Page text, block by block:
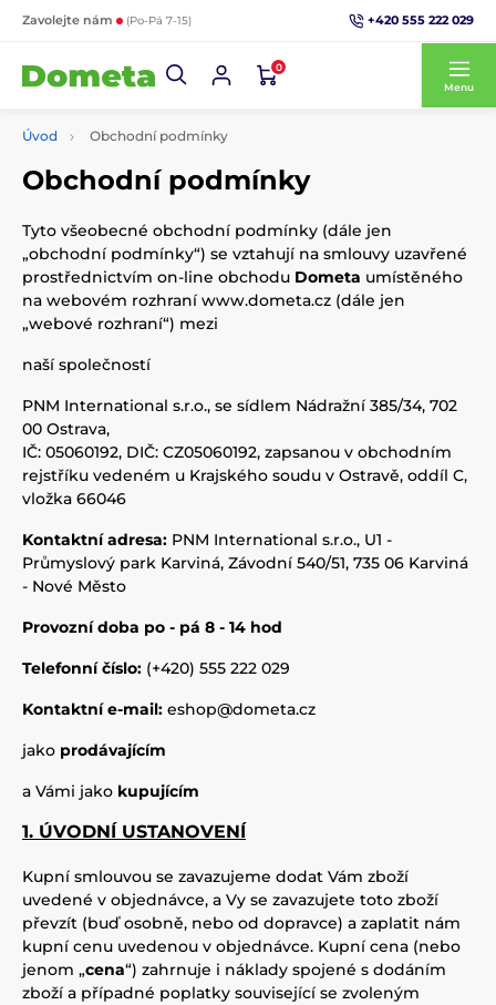
Zavolejte nám (Po-Pá 7-15) +420 555 222 029
0
Menu
Úvod Obchodní podmínky
Obchodní podmínky
Tyto všeobecné obchodní podmínky (dále jen
„obchodní podmínky“) se vztahují na smlouvy uzavřené
prostřednictvím on-line obchodu Dometa umístěného
na webovém rozhraní www.dometa.cz (dále jen
„webové rozhraní“) mezi
naší společností
PNM International s.r.o., se sídlem Nádražní 385/34, 702
00 Ostrava,
IČ: 05060192, DIČ: CZ05060192, zapsanou v obchodním
rejstříku vedeném u Krajského soudu v Ostravě, oddíl C,
vložka 66046
Kontaktní adresa: PNM International s.r.o., U1 -
Průmyslový park Karviná, Závodní 540/51, 735 06 Karviná
- Nové Město
Provozní doba po - pá 8 - 14 hod
Telefonní číslo: (+420) 555 222 029
Kontaktní e-mail: eshop@dometa.cz
jako prodávajícím
a Vámi jako kupujícím
1. ÚVODNÍ USTANOVENÍ
Kupní smlouvou se zavazujeme dodat Vám zboží
uvedené v objednávce, a Vy se zavazujete toto zboží
převzít (buď osobně, nebo od dopravce) a zaplatit nám
kupní cenu uvedenou v objednávce. Kupní cena (nebo
jenom „cena“) zahrnuje i náklady spojené s dodáním
zboží a případné poplatky související se zvoleným